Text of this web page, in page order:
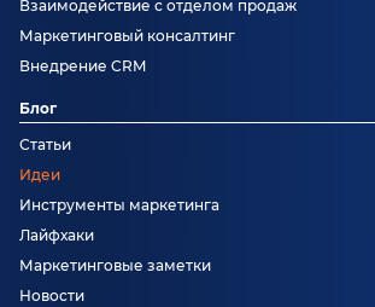
Взаимодействие с отделом продаж
Маркетинговый консалтинг
Внедрение CRM
Блог
Статьи
Идеи
Инструменты маркетинга
Лайфхаки
Маркетинговые заметки
Новости